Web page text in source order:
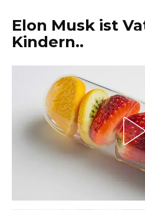
Elon Musk ist
Kindern..